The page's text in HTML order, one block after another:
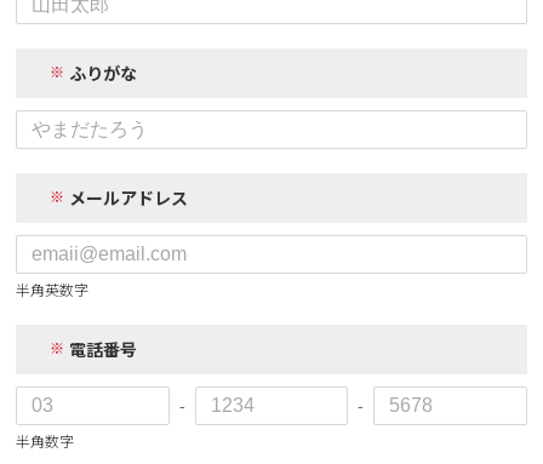
ふりがな
メールアドレス
半角英数字
電話番号
- -
半角数字